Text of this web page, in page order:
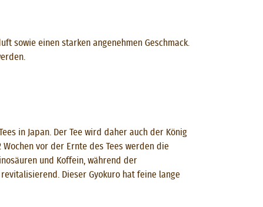
sowie einen starken angenehmen Geschmack.
in Japan. Der Tee wird daher auch der König
vor der Ernte des Tees werden die
und Koffein, während der
Dieser Gyokuro hat feine lange